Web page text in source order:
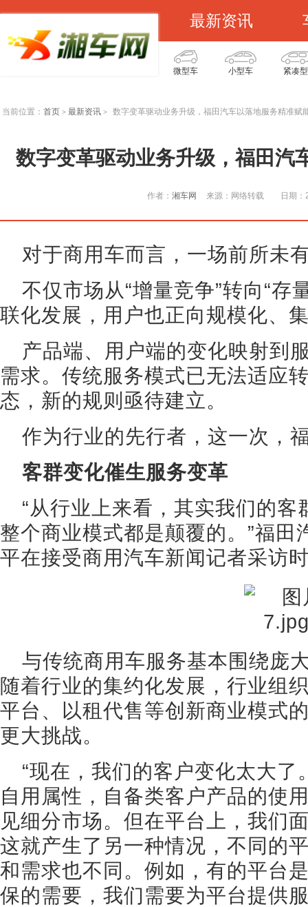
最新资讯
微型车 小型车 紧凑型
当前位置： 首页 > 最新资讯 > 数字变革驱动业务升级，福田汽车以落地服务精准赋
数字变革驱动业务升级，福田汽
作者： 湘车网 来源：网络转载 日期
对于商用车而言，一场前所未
不仅市场从“增量竞争”转向“存
联化发展，用户也正向规模化、
产品端、用户端的变化映射到
需求。传统服务模式已无法适应
态，新的规则亟待建立。
作为行业的先行者，这一次，
客群变化催生服务变革
“从行业上来看，其实我们的
整个商业模式都是颠覆的。”福
平在接受商用汽车新闻记者采访
与传统商用车服务基本围绕庞
随着行业的集约化发展，行业组
平台、以租代售等创新商业模式
更大挑战。
“现在，我们的客户变化太大
自用属性，自备类客户产品的使
见细分市场。但在平台上，我们
这就产生了另一种情况，不同的
和需求也不同。例如，有的平台
保的需要，我们需要为平台提供